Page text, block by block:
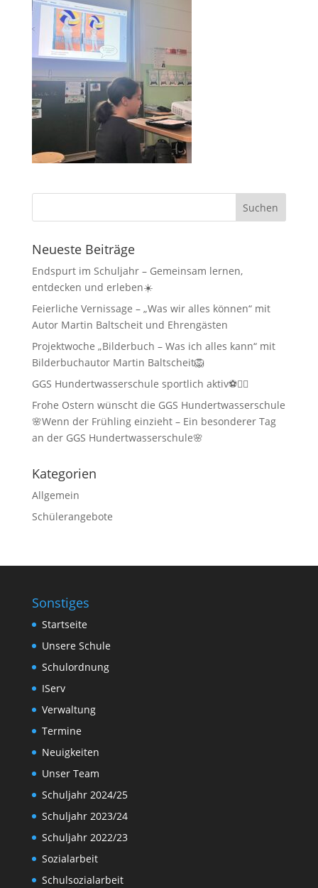
Neueste Beiträge
Endspurt im Schuljahr – Gemeinsam lernen,
entdecken und erleben☀️
Feierliche Vernissage – „Was wir alles können“ mit
Autor Martin Baltscheit und Ehrengästen
Projektwoche „Bilderbuch – Was ich alles kann“ mit
Bilderbuchautor Martin Baltscheit🦁
GGS Hundertwasserschule sportlich aktiv⚽🏃‍♂️
Frohe Ostern wünscht die GGS Hundertwasserschule
🌸Wenn der Frühling einzieht – Ein besonderer Tag
an der GGS Hundertwasserschule🌸
Kategorien
Allgemein
Schülerangebote
Sonstiges
Startseite
Unsere Schule
Schulordnung
IServ
Verwaltung
Termine
Neuigkeiten
Unser Team
Schuljahr 2024/25
Schuljahr 2023/24
Schuljahr 2022/23
Sozialarbeit
Schulsozialarbeit